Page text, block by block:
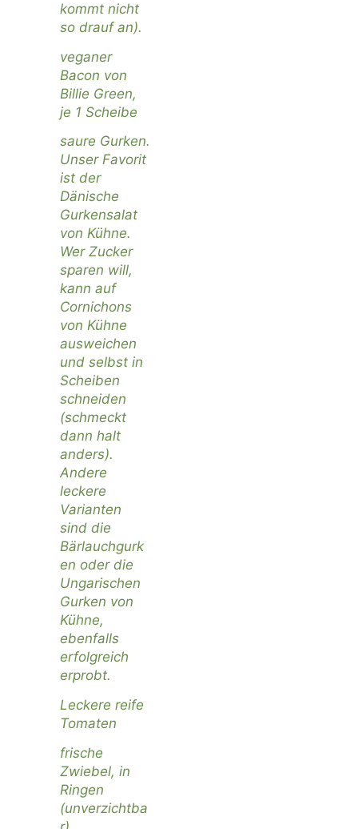
kommt nicht
so drauf an).
veganer
Bacon von
Billie Green,
je 1 Scheibe
saure Gurken.
Unser Favorit
ist der
Dänische
Gurkensalat
von Kühne.
Wer Zucker
sparen will,
kann auf
Cornichons
von Kühne
ausweichen
und selbst in
Scheiben
schneiden
(schmeckt
dann halt
anders).
Andere
leckere
Varianten
sind die
Bärlauchgurk
en oder die
Ungarischen
Gurken von
Kühne,
ebenfalls
erfolgreich
erprobt.
Leckere reife
Tomaten
frische
Zwiebel, in
Ringen
(unverzichtba